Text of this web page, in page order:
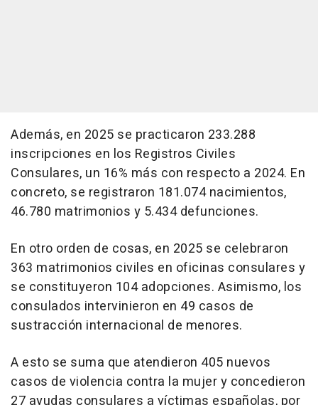
Además, en 2025 se practicaron 233.288
inscripciones en los Registros Civiles
Consulares, un 16% más con respecto a 2024. En
concreto, se registraron 181.074 nacimientos,
46.780 matrimonios y 5.434 defunciones.
En otro orden de cosas, en 2025 se celebraron
363 matrimonios civiles en oficinas consulares y
se constituyeron 104 adopciones. Asimismo, los
consulados intervinieron en 49 casos de
sustracción internacional de menores.
A esto se suma que atendieron 405 nuevos
casos de violencia contra la mujer y concedieron
27 ayudas consulares a víctimas españolas, por